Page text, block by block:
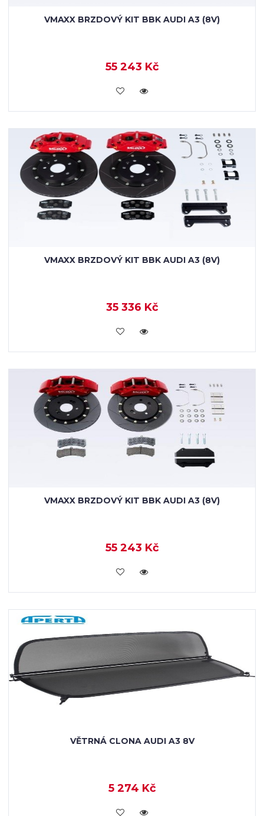
VMAXX BRZDOVÝ KIT BBK AUDI A3 (8V)
55 243 Kč
KOUPIT
VMAXX BRZDOVÝ KIT BBK AUDI A3 (8V)
35 336 Kč
KOUPIT
VMAXX BRZDOVÝ KIT BBK AUDI A3 (8V)
55 243 Kč
KOUPIT
VĚTRNÁ CLONA AUDI A3 8V
5 274 Kč
KOUPIT